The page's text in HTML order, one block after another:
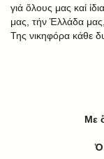
γιά ὅλους μας καί
μας, τήν Ἑλλάδα μας,
Της νικηφόρα κάθε
Με
Ὁ